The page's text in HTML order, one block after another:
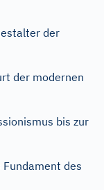
der
der modernen
bis zur
des